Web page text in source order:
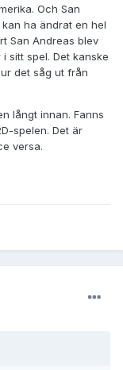
Och San
ha ändrat en hel
San Andreas blev
sitt spel. Det kanske
det såg ut från
långt innan. Fanns
spelen. Det är
versa.